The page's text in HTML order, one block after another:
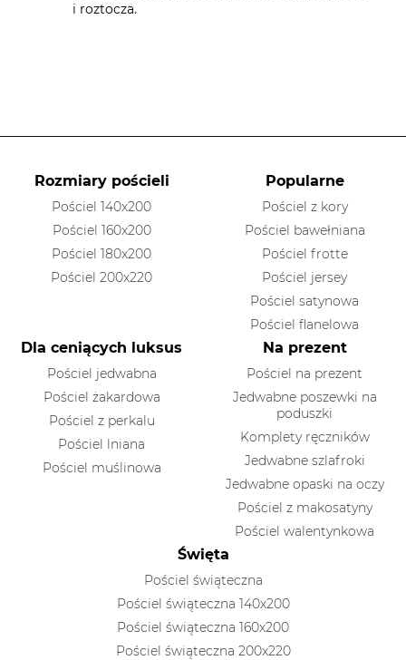
i roztocza.
Rozmiary pościeli
Pościel 140x200
Pościel 160x200
Pościel 180x200
Pościel 200x220
Popularne
Pościel z kory
Pościel bawełniana
Pościel frotte
Pościel jersey
Pościel satynowa
Pościel flanelowa
Dla ceniących luksus
Pościel jedwabna
Pościel żakardowa
Pościel z perkalu
Pościel lniana
Pościel muślinowa
Na prezent
Pościel na prezent
Jedwabne poszewki na
poduszki
Komplety ręczników
Jedwabne szlafroki
Jedwabne opaski na oczy
Pościel z makosatyny
Pościel walentynkowa
Święta
Pościel świąteczna
Pościel świąteczna 140x200
Pościel świąteczna 160x200
Pościel świąteczna 200x220